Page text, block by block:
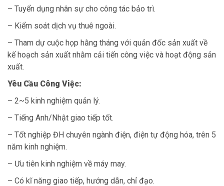
– Tuyển dụng nhân sự cho công tác bảo trì.
– Kiểm soát dịch vụ thuê ngoài.
– Tham dự cuộc họp hằng tháng với quản đốc sản xuất về
kế hoạch sản xuất nhằm cải tiến công việc và hoạt động sản
xuất.
Yêu Cầu Công Việc:
– 2~5 kinh nghiệm quản lý.
– Tiếng Anh/Nhật giao tiếp tốt.
– Tốt nghiệp ĐH chuyên ngành điện, điện tự động hóa, trên 5
năm kinh nghiệm.
– Ưu tiên kinh nghiệm về máy may.
– Có kĩ năng giao tiếp, hướng dẫn, chỉ đạo.